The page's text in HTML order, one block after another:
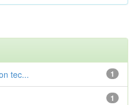
1
tec...
1